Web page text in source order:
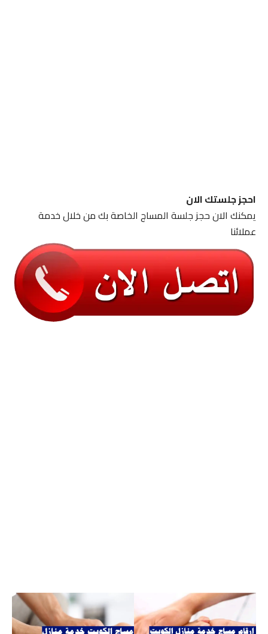
احجز جلستك الان
يمكنك الان حجز جلسة المساج الخاصة بك من خلال خدمة
عملائنا